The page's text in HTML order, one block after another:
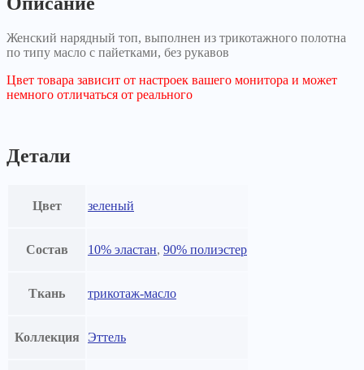
Женский нарядный топ, выполнен из трикотажного полотна
по типу масло с пайетками, без рукавов
Цвет товара зависит от настроек вашего монитора и может
немного отличаться от реального
Детали
Цвет зеленый
Состав 10% эластан, 90% полиэстер
Ткань трикотаж-масло
Коллекция Эттель